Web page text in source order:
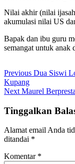
Nilai akhir (nilai
akumulasi nilai US
Bapak dan ibu guru
semangat untuk anak
Navigasi
pos
Previous Previous
Dua Siswi
Kupang
Next Next
Maurel
Tinggalkan
Alamat email Anda
ditandai *
Komentar *